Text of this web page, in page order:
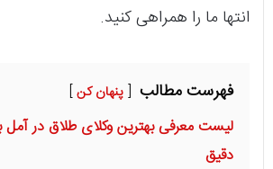
انتها ما را همراهی کنید.
فهرست مطالب پنهان کن
لیست معرفی بهترین وکلای طلاق در آمل
دقیق